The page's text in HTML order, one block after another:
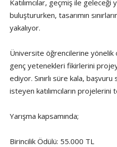
Katılımcılar, geçmiş ile geleceği
buluştururken, tasarımın
yakalıyor.
Üniversite öğrencilerine yönelik
genç yetenekleri fikirlerini
ediyor. Sınırlı süre kala,
isteyen katılımcıların
Yarışma kapsamında;
Birincilik Ödülü: 55.000 TL